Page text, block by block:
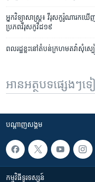
អ្នកវិទ្យាសាស្ត្រ៖ វីរុស​កូរ៉ូណា​រកឃើ
ប្រភព​វីរុស​កូវីដ១៩
ពលរដ្ឋខ្លះ​នៅ​តំបន់​ក្រហម​តវ៉ា​សុំ​ស្
អានអត្ថបទផ្សេងៗទ
បណ្តាញ​សង្គម
កម្មវិធី​ទូរទស្សន៍